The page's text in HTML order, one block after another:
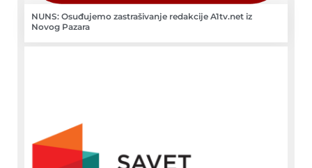
NUNS: Osuđujemo zastrašivanje redakcije A1tv.net iz
Novog Pazara